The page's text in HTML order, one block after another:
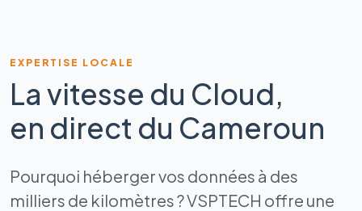
EXPERTISE LOCALE
La vitesse du Cloud,
en direct du Cameroun
Pourquoi héberger vos données à des
milliers de kilomètres ? VSPTECH offre une